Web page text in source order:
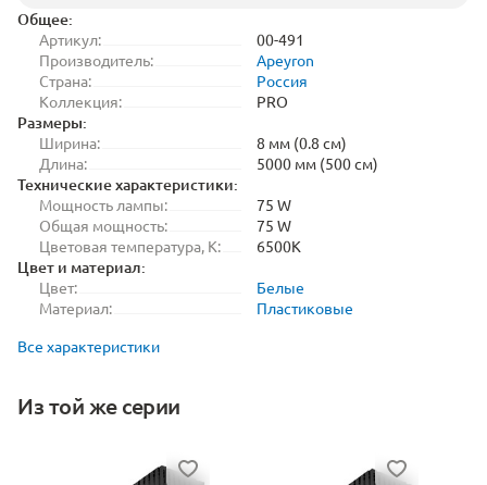
Общее:
Артикул:
00-491
Производитель:
Apeyron
Страна:
Россия
Коллекция:
PRO
Размеры:
Ширина:
8 мм (0.8 см)
Длина:
5000 мм (500 см)
Технические характеристики:
Мощность лампы:
75 W
Общая мощность:
75 W
Цветовая температура, K:
6500K
Цвет и материал:
Цвет:
Белые
Материал:
Пластиковые
Все характеристики
Из той же серии